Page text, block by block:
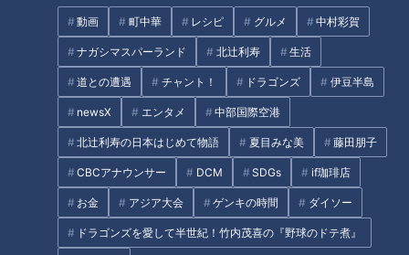
動画 町中華 レシピ グルメ 中村彩賀
ナガシマスパーランド 北辻利寿 生活
道との遭遇 チャント！ ドラゴンズ 伊豆半島
newsX エンタメ 中部国際空港
北辻利寿の日本はじめて物語 夏目みな美 藤田朋子
CBCアナウンサー DCM SDGs if珈琲店
お金 アジア大会 ゲンキの時間 ダイソー
ドラゴンズを愛して半世紀！竹内茂喜の『野球のドテ煮』
タグ
オススメ関連コンテンツ